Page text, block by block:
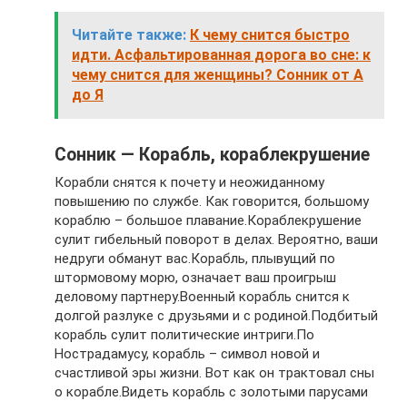
Читайте также: К чему снится быстро
идти. Асфальтированная дорога во сне: к
чему снится для женщины? Сонник от А
до Я
Сонник — Корабль, кораблекрушение
Корабли снятся к почету и неожиданному
повышению по службе. Как говорится, большому
кораблю – большое плавание.Кораблекрушение
сулит гибельный поворот в делах. Вероятно, ваши
недруги обманут вас.Корабль, плывущий по
штормовому морю, означает ваш проигрыш
деловому партнеру.Военный корабль снится к
долгой разлуке с друзьями и с родиной.Подбитый
корабль сулит политические интриги.По
Нострадамусу, корабль – символ новой и
счастливой эры жизни. Вот как он трактовал сны
о корабле.Видеть корабль с золотыми парусами